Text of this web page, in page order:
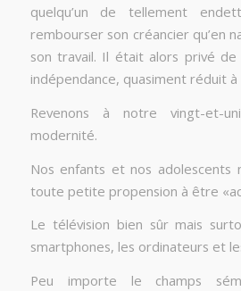
quelqu’un de tellement
rembourser son créancier qu’en
son travail. Il était alors privé
indépendance, quasiment réduit à
Revenons à notre vingt-et-
modernité.
Nos enfants et nos adolescents
toute petite propension à être
Le télévision bien sûr mais
smartphones, les ordinateurs et
Peu importe le champs